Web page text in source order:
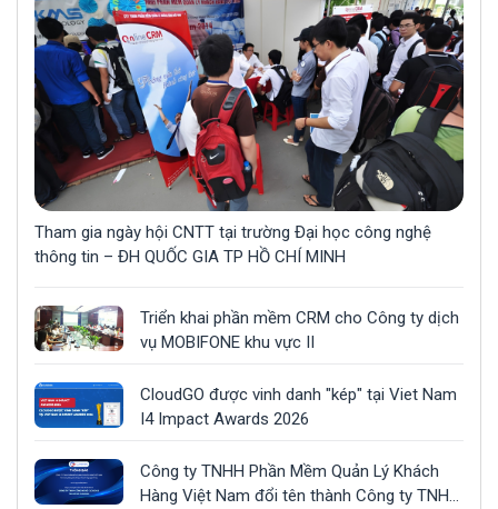
Tham gia ngày hội CNTT tại trường Đại học công nghệ
thông tin – ĐH QUỐC GIA TP HỒ CHÍ MINH
Triển khai phần mềm CRM cho Công ty dịch
vụ MOBIFONE khu vực II
CloudGO được vinh danh "kép" tại Viet Nam
I4 Impact Awards 2026
Công ty TNHH Phần Mềm Quản Lý Khách
Hàng Việt Nam đổi tên thành Công ty TNHH